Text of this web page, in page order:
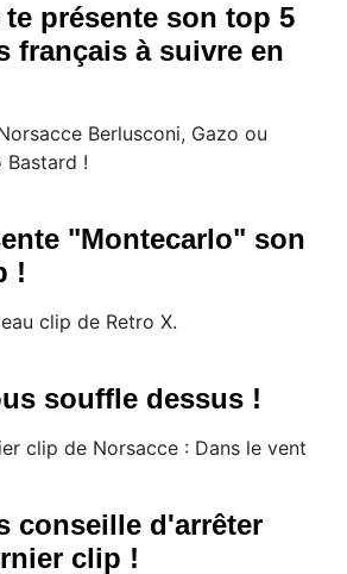
présente son top 5
français à suivre en
Berlusconi, Gazo ou
!
"Montecarlo" son
!
clip de Retro X.
souffle dessus !
clip de Norsacce : Dans le vent
conseille d'arrêter
clip !